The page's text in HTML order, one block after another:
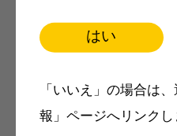
はい
「いいえ」の場合は
報」ページへリンクし
製品価格